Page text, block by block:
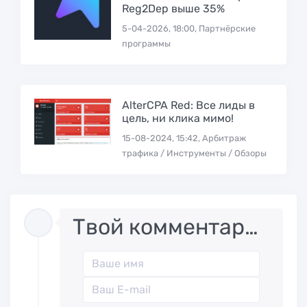
Reg2Dep выше 35%
5-04-2026, 18:00, Партнёрские
программы
AlterCPA Red: Все лиды в
цель, ни клика мимо!
15-08-2024, 15:42, Арбитраж
трафика / Инструменты / Обзоры
Твой комментарий..